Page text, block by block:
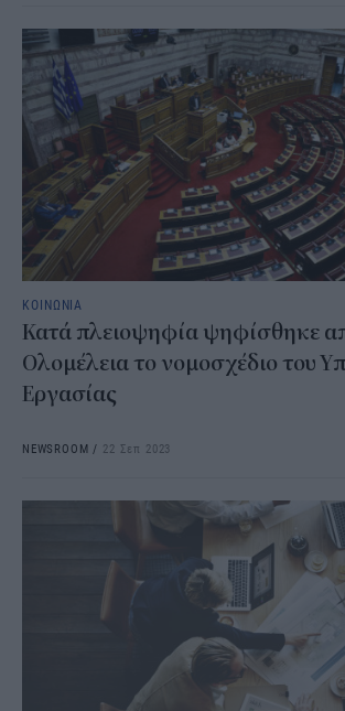
ΚΟΙΝΩΝΙΑ
Κατά πλειοψηφία ψηφίσθηκε
Ολομέλεια το νομοσχέδιο του
Εργασίας
NEWSROOM / 22 Σεπ 2023